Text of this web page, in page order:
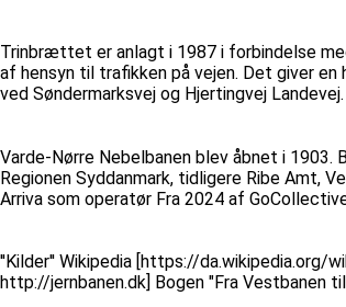
Trinbrættet er anlagt i 1987 i forbindelse
af hensyn til trafikken på vejen. Det giver
ved Søndermarksvej og Hjertingvej
Varde-Nørre Nebelbanen blev åbnet i 1903.
Regionen Syddanmark, tidligere Ribe Amt,
Arriva som operatør Fra 2024 af
''Kilder'' Wikipedia [https://da.wikipedia.org/
http://jernbanen.dk] Bogen "Fra Vestbanen